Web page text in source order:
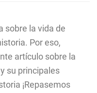
sobre la vida de
Por eso,
artículo sobre la
su principales
¡Repasemos